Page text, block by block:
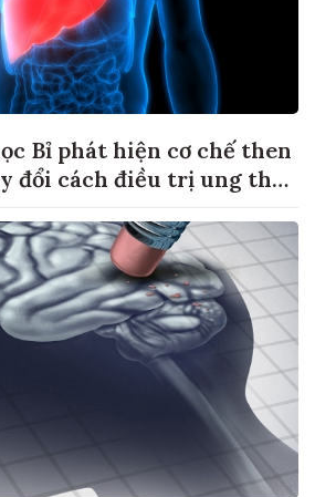
Bỉ phát hiện cơ chế then
đổi cách điều trị ung thư